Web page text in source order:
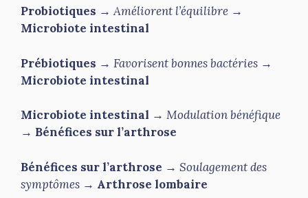
Probiotiques →Améliorent l’équilibre →
Microbiote intestinal
Prébiotiques → Favorisent bonnes bactéries →
Microbiote intestinal
Microbiote intestinal → Modulation bénéfique
→ Bénéfices sur l’arthrose
Bénéfices sur l’arthrose → Soulagement des
symptômes → Arthrose lombaire